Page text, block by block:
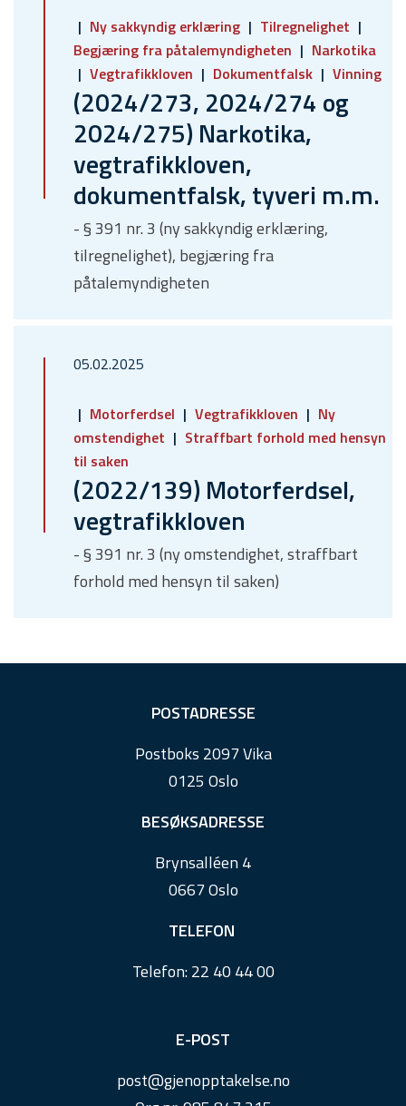
Ny sakkyndig erklæring
Tilregnelighet
Begjæring fra påtalemyndigheten
Narkotika
Vegtrafikkloven
Dokumentfalsk Vinning
(2024/273, 2024/274 og
2024/275) Narkotika,
vegtrafikkloven,
dokumentfalsk, tyveri m.m.
- § 391 nr. 3 (ny sakkyndig erklæring,
tilregnelighet), begjæring fra
påtalemyndigheten
05.02.2025
Motorferdsel Vegtrafikkloven
Ny
omstendighet
Straffbart forhold med hensyn
til saken
(2022/139) Motorferdsel,
vegtrafikkloven
- § 391 nr. 3 (ny omstendighet, straffbart
forhold med hensyn til saken)
POSTADRESSE
Postboks 2097 Vika
0125 Oslo
BESØKSADRESSE
Brynsalléen 4
0667 Oslo
TELEFON
Telefon:22 40 44 00
E-POST
post@gjenopptakelse.no